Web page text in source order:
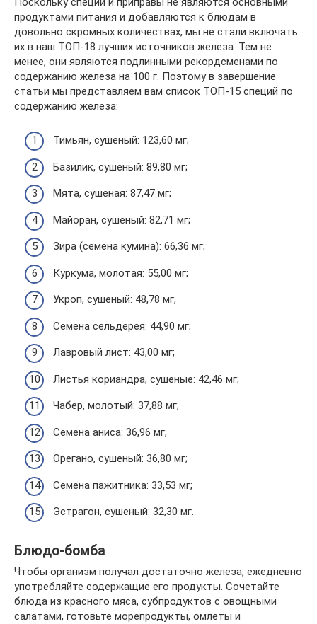
продуктами питания и добавляются к блюдам в
довольно скромных количествах, мы не стали включать
их в наш ТОП-18 лучших источников железа. Тем не
менее, они являются подлинными рекордсменами по
содержанию железа на 100 г. Поэтому в завершение
статьи мы представляем вам список ТОП-15 специй по
содержанию железа:
Тимьян, сушеный: 123,60 мг;
Базилик, сушеный: 89,80 мг;
Мята, сушеная: 87,47 мг;
Майоран, сушеный: 82,71 мг;
Зира (семена кумина): 66,36 мг;
Куркума, молотая: 55,00 мг;
Укроп, сушеный: 48,78 мг;
Семена сельдерея: 44,90 мг;
Лавровый лист: 43,00 мг;
Листья кориандра, сушеные: 42,46 мг;
Чабер, молотый: 37,88 мг;
Семена аниса: 36,96 мг;
Орегано, сушеный: 36,80 мг;
Семена пажитника: 33,53 мг;
Эстрагон, сушеный: 32,30 мг.
Блюдо-бомба
Чтобы организм получал достаточно железа, ежедневно
употребляйте содержащие его продукты. Сочетайте
блюда из красного мяса, субпродуктов с овощными
салатами, готовьте морепродукты, омлеты и